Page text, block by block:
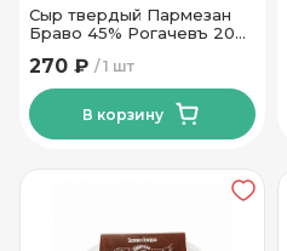
Сыр твердый Пармезан
Браво 45% Рогачевъ 200
1 шт
270 ₽
В корзину